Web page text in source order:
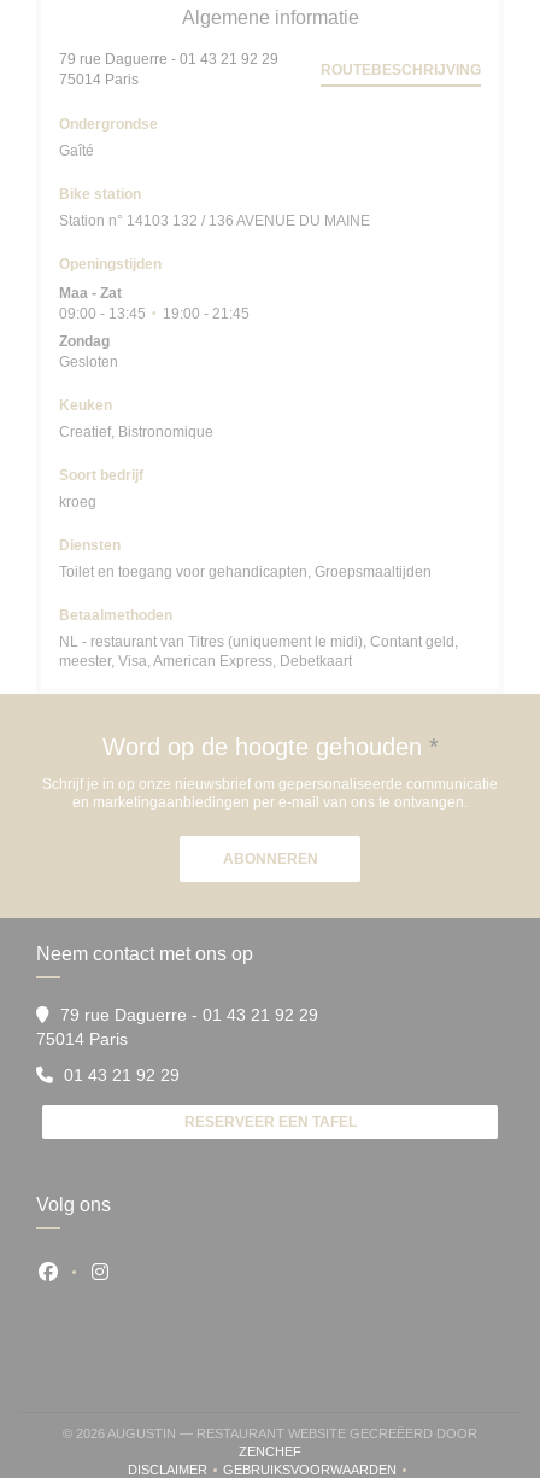
Algemene informatie
79 rue Daguerre - 01 43 21 92 29
75014 Paris((opent in een nieuw venster))
ROUTEBESCHRIJVING
Ondergrondse
Gaîté
Bike station
Station n° 14103 132 / 136 AVENUE DU MAINE
Openingstijden
Maa - Zat
09:00 - 13:45 •
19:00 - 21:45
Zondag
Gesloten
Keuken
Creatief, Bistronomique
Soort bedrijf
kroeg
Diensten
Toilet en toegang voor gehandicapten, Groepsmaaltijden
Betaalmethoden
NL - restaurant van Titres (uniquement le midi), Contant geld,
meester, Visa, American Express, Debetkaart
Word op de hoogte gehouden *
Schrijf je in op onze nieuwsbrief om gepersonaliseerde communicatie
en marketingaanbiedingen per e-mail van ons te ontvangen.
ABONNEREN
Neem contact met ons op
79 rue Daguerre - 01 43 21 92 29
75014 Paris((opent in een nieuw venster))
01 43 21 92 29
RESERVEER EEN TAFEL
Volg ons
Facebook ((opent in een nieuw venster))
Instagram ((opent in een nieuw venster))
© 2026 AUGUSTIN — RESTAURANT WEBSITE GECREËERD DOOR
ZENCHEF((OPENT IN EEN NIEUW VENSTER))
DISCLAIMER
GEBRUIKSVOORWAARDEN